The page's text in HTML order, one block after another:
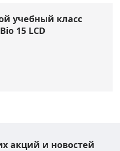
учебный класс
15 LCD
акций и новостей